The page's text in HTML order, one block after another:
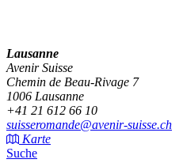
Lausanne
Avenir Suisse
Chemin de Beau-Rivage 7
1006 Lausanne
+41 21 612 66 10
suisseromande@avenir-suisse.ch
Karte
Suche